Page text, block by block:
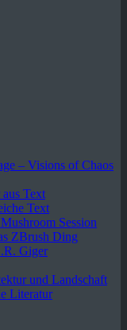
– Visions of Chaos
Text
Text
Session
ZBrush Ding
Giger
und Landschaft
Literatur